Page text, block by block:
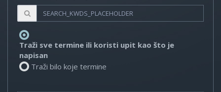
Traži sve termine ili koristi upit kao što je
napisan
Traži bilo koje termine